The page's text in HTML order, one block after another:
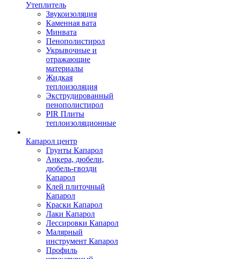
Утеплитель
Звукоизоляция
Каменная вата
Минвата
Пенополистирол
Укрывочные и
отражающие
материалы
Жидкая
теплоизоляция
Экструдированный
пенополистирол
PIR Плиты
теплоизоляционные
Капарол центр
Грунты Капарол
Анкера, дюбели,
дюбель-гвозди
Капарол
Клей плиточный
Капарол
Краски Капарол
Лаки Капарол
Лессировки Капарол
Малярный
инструмент Капарол
Профиль